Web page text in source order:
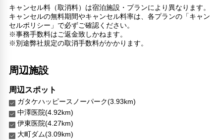
サウナ
喫煙所
子供向け施設・サービス
ファミリールーム
こだわりの設備
ナイトクラブ
温泉
ショップ
ガーデン
館内施設・便利なサービス
キャンセル料（取消料）は宿泊施設・プランにより異なります。
キャンセルの無料期間やキャンセル料率は、各プランの「キャン
セルポリシー」で必ずご確認ください。
※事務手数料はご返金致しかねます。
※別途弊社規定の取消手数料がかかります。
周辺施設
周辺スポット
ガタケハッピースノーパーク(3.93km)
中澤医院(4.92km)
伊東医院(4.27km)
大町ダム(3.09km)